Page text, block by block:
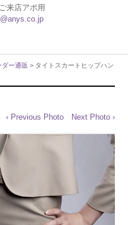
来店アポ用
ー通販 > タイトスカートヒップハン
‹ Previous Photo Next Photo ›